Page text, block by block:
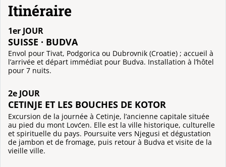
Itinéraire
1er JOUR
SUISSE · BUDVA
Envol pour Tivat, Podgorica ou Dubrovnik (Croatie) ; accueil à
l’arrivée et départ immédiat pour Budva. Installation à l’hôtel
pour 7 nuits.
2e JOUR
CETINJE ET LES BOUCHES DE KOTOR
Excursion de la journée à Cetinje, l’ancienne capitale située
au pied du mont Lovćen. Elle est la ville historique, culturelle
et spirituelle du pays. Poursuite vers Njegusi et dégustation
de jambon et de fromage, puis retour à Budva et visite de la
vieille ville.